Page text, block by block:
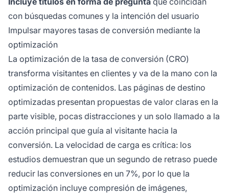
con búsquedas comunes y la intención del usuario
Impulsar mayores tasas de conversión mediante la
optimización
La optimización de la tasa de conversión (CRO)
transforma visitantes en clientes y va de la mano con la
optimización de contenidos. Las páginas de destino
optimizadas presentan propuestas de valor claras en la
parte visible, pocas distracciones y un solo llamado a la
acción principal que guía al visitante hacia la
conversión. La velocidad de carga es crítica: los
estudios demuestran que un segundo de retraso puede
reducir las conversiones en un 7%, por lo que la
optimización incluye compresión de imágenes,